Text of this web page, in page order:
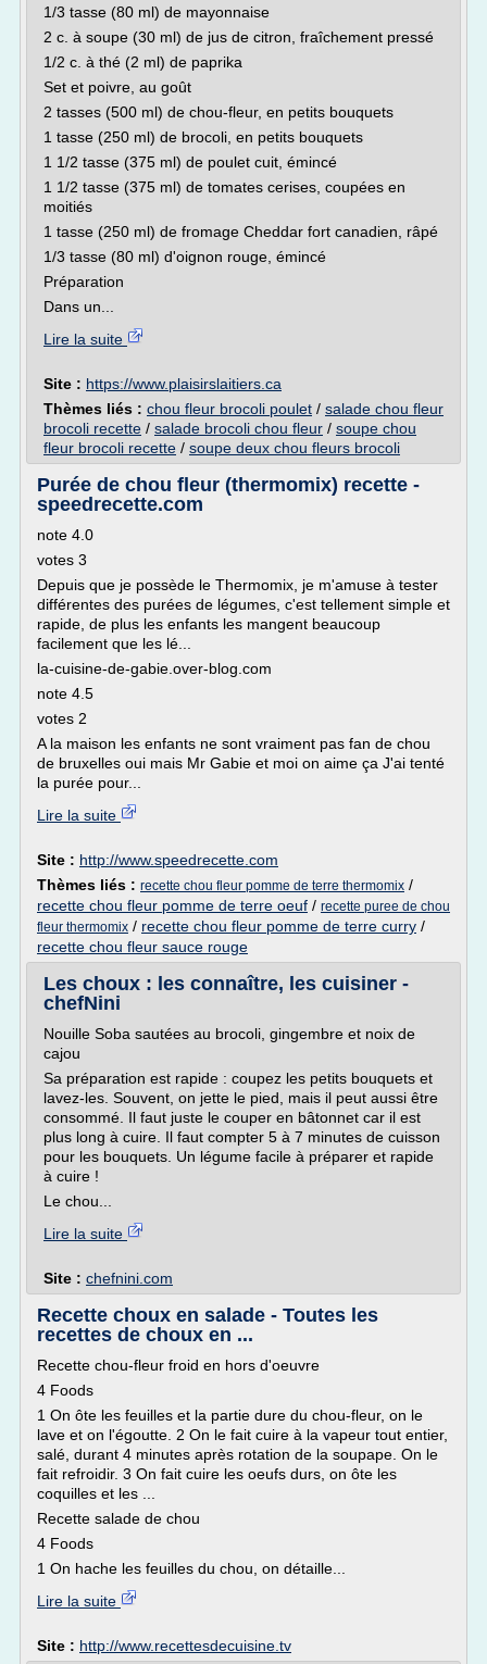
1/3 tasse (80 ml) de mayonnaise
2 c. à soupe (30 ml) de jus de citron, fraîchement pressé
1/2 c. à thé (2 ml) de paprika
Set et poivre, au goût
2 tasses (500 ml) de chou-fleur, en petits bouquets
1 tasse (250 ml) de brocoli, en petits bouquets
1 1/2 tasse (375 ml) de poulet cuit, émincé
1 1/2 tasse (375 ml) de tomates cerises, coupées en
moitiés
1 tasse (250 ml) de fromage Cheddar fort canadien, râpé
1/3 tasse (80 ml) d'oignon rouge, émincé
Préparation
Dans un...
Lire la suite
Site : https://www.plaisirslaitiers.ca
Thèmes liés : chou fleur brocoli poulet / salade chou fleur
brocoli recette / salade brocoli chou fleur / soupe chou
fleur brocoli recette / soupe deux chou fleurs brocoli
Purée de chou fleur (thermomix) recette -
speedrecette.com
note 4.0
votes 3
Depuis que je possède le Thermomix, je m'amuse à tester
différentes des purées de légumes, c'est tellement simple et
rapide, de plus les enfants les mangent beaucoup
facilement que les lé...
la-cuisine-de-gabie.over-blog.com
note 4.5
votes 2
A la maison les enfants ne sont vraiment pas fan de chou
de bruxelles oui mais Mr Gabie et moi on aime ça J'ai tenté
la purée pour...
Lire la suite
Site : http://www.speedrecette.com
Thèmes liés : recette chou fleur pomme de terre thermomix /
recette chou fleur pomme de terre oeuf / recette puree de chou
fleur thermomix / recette chou fleur pomme de terre curry /
recette chou fleur sauce rouge
Les choux : les connaître, les cuisiner -
chefNini
Nouille Soba sautées au brocoli, gingembre et noix de
cajou
Sa préparation est rapide : coupez les petits bouquets et
lavez-les. Souvent, on jette le pied, mais il peut aussi être
consommé. Il faut juste le couper en bâtonnet car il est
plus long à cuire. Il faut compter 5 à 7 minutes de cuisson
pour les bouquets. Un légume facile à préparer et rapide
à cuire !
Le chou...
Lire la suite
Site : chefnini.com
Recette choux en salade - Toutes les
recettes de choux en ...
Recette chou-fleur froid en hors d'oeuvre
4 Foods
1 On ôte les feuilles et la partie dure du chou-fleur, on le
lave et on l'égoutte. 2 On le fait cuire à la vapeur tout entier,
salé, durant 4 minutes après rotation de la soupape. On le
fait refroidir. 3 On fait cuire les oeufs durs, on ôte les
coquilles et les ...
Recette salade de chou
4 Foods
1 On hache les feuilles du chou, on détaille...
Lire la suite
Site : http://www.recettesdecuisine.tv